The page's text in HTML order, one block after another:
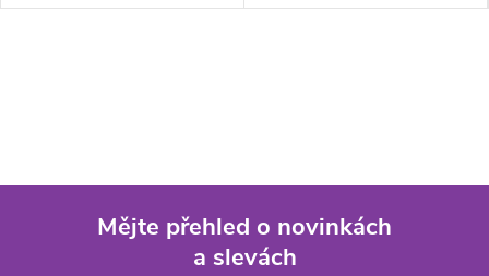
Mějte přehled o novinkách
a slevách